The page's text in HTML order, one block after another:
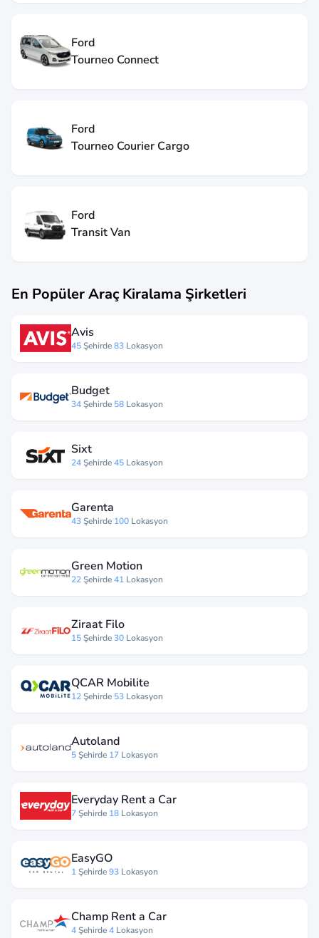
Ford
Tourneo Connect
Ford
Tourneo Courier Cargo
Ford
Transit Van
En Popüler Araç Kiralama Şirketleri
Avis
45Şehirde83 Lokasyon
Budget
34Şehirde 58 Lokasyon
Sixt
24Şehirde45 Lokasyon
Garenta
43Şehirde 100 Lokasyon
Green Motion
22Şehirde41 Lokasyon
Ziraat Filo
15Şehirde30 Lokasyon
QCAR Mobilite
12Şehirde 53 Lokasyon
Autoland
5Şehirde 17 Lokasyon
Everyday Rent a Car
7Şehirde 18 Lokasyon
EasyGO
1Şehirde93 Lokasyon
Champ Rent a Car
4Şehirde4 Lokasyon